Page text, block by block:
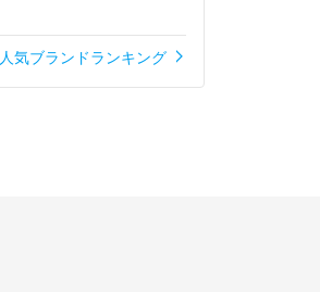
気ブランドランキング